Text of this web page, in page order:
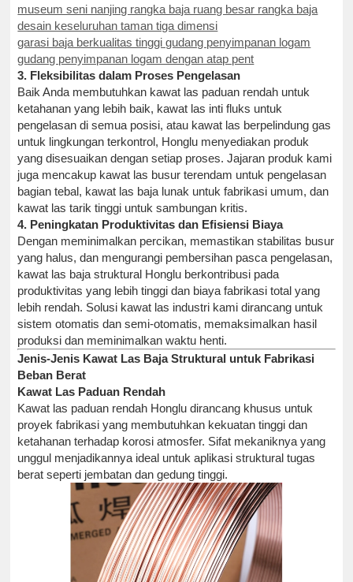
museum seni nanjing rangka baja ruang besar rangka baja
desain keseluruhan taman tiga dimensi
garasi baja berkualitas tinggi gudang penyimpanan logam
gudang penyimpanan logam dengan atap pent
3. Fleksibilitas dalam Proses Pengelasan
Baik Anda membutuhkan kawat las paduan rendah untuk
ketahanan yang lebih baik, kawat las inti fluks untuk
pengelasan di semua posisi, atau kawat las berpelindung gas
untuk lingkungan terkontrol, Honglu menyediakan produk
yang disesuaikan dengan setiap proses. Jajaran produk kami
juga mencakup kawat las busur terendam untuk pengelasan
bagian tebal, kawat las baja lunak untuk fabrikasi umum, dan
kawat las tarik tinggi untuk sambungan kritis.
4. Peningkatan Produktivitas dan Efisiensi Biaya
Dengan meminimalkan percikan, memastikan stabilitas busur
yang halus, dan mengurangi pembersihan pasca pengelasan,
kawat las baja struktural Honglu berkontribusi pada
produktivitas yang lebih tinggi dan biaya fabrikasi total yang
lebih rendah. Solusi kawat las industri kami dirancang untuk
sistem otomatis dan semi-otomatis, memaksimalkan hasil
produksi dan meminimalkan waktu henti.
Jenis-Jenis Kawat Las Baja Struktural untuk Fabrikasi
Beban Berat
Kawat Las Paduan Rendah
Kawat las paduan rendah Honglu dirancang khusus untuk
proyek fabrikasi yang membutuhkan kekuatan tinggi dan
ketahanan terhadap korosi atmosfer. Sifat mekaniknya yang
unggul menjadikannya ideal untuk aplikasi struktural tugas
berat seperti jembatan dan gedung tinggi.